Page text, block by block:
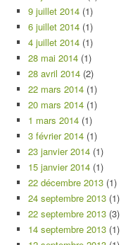
9 juillet 2014 (1)
6 juillet 2014 (1)
4 juillet 2014 (1)
28 mai 2014 (1)
28 avril 2014 (2)
22 mars 2014 (1)
20 mars 2014 (1)
1 mars 2014 (1)
3 février 2014 (1)
23 janvier 2014 (1)
15 janvier 2014 (1)
22 décembre 2013 (1)
24 septembre 2013 (1)
22 septembre 2013 (3)
14 septembre 2013 (1)